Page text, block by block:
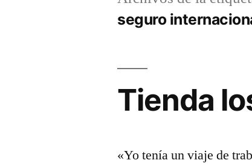
seguro
Tienda
«Yo tenía un viaje de